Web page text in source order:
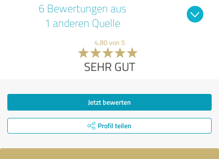
6 Bewertungen aus
1 anderen Quelle
4,80 von 5
SEHR GUT
Jetzt bewerten
Profil teilen